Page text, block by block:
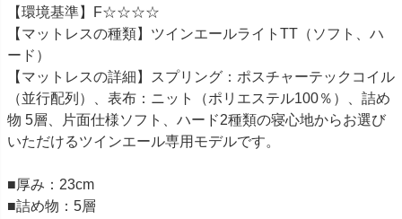
【環境基準】F☆☆☆☆
【マットレスの種類】ツインエールライトTT（ソフト、ハ
ード）
【マットレスの詳細】スプリング：ポスチャーテックコイル
（並行配列）、表布：ニット（ポリエステル100％）、詰め
物 5層、片面仕様ソフト、ハード2種類の寝心地からお選び
いただけるツインエール専用モデルです。
■厚み：23cm
■詰め物：5層